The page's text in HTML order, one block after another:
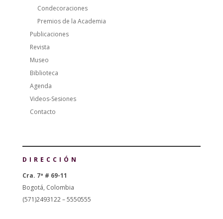
Condecoraciones
Premios de la Academia
Publicaciones
Revista
Museo
Biblioteca
Agenda
Videos-Sesiones
Contacto
DIRECCIÓN
Cra. 7ª # 69-11
Bogotá, Colombia
(571)2493122 – 5550555